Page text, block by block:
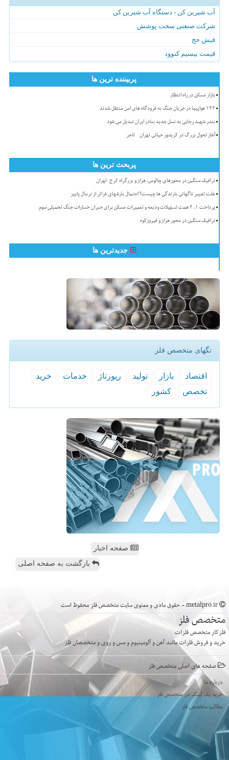
آب شیرین کن - دستگاه آب شیرین کن
شرکت صنعتی سخت پوشش
فیش حج
قیمت بیسیم کنوود
پربیننده ترین ها
بازار مسکن در راه انتظار
۱۳۳ هواپیما در جریان جنگ به فرودگاه های امن منتقل شدند
بندر شهید رجایی به نسل جدید بنادر ایران تبدیل می شود
آغاز تحول بزرگ در کریدور حیاتی تهران - تاجر
پربحث ترین ها
ترافیک سنگین در محورهای چالوس، هراز و بزرگراه کرج-تهران
علت تغییر ناگهانی بارندگی ها چیست؟ احتمال بارشهای فراتر از نرمال پاییز
پرداخت ۱، ۳ همت تسهیلات ودیعه و تعمیرات مسکن برای جبران خسارات جنگ تحمیلی سوم
ترافیک سنگین در محور هراز و فیروزکوه
جدیدترین ها
تگهای متخصص فلز
اقتصاد بازار تولید رپورتاژ خدمات
خرید
تخصص
كشور
صفحه اخبار
بازگشت به صفحه اصلی
متخصص فلز
فلزکار متخصص فلزات
خرید و فروش فلزات مانند آهن و آلومینیوم و مس و روی و متخصصان فلز
صفحه های اصلی متخصص فلز
درباره ما
خرید بک لینک در متخصص فلز
مطالب متخصص فلز